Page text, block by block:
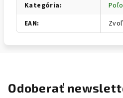
Kategória:
EAN:
Odoberať